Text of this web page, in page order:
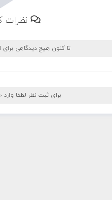
نظرات
تا کنون هیچ دیدگاهی
برای ثبت نظر لطفا